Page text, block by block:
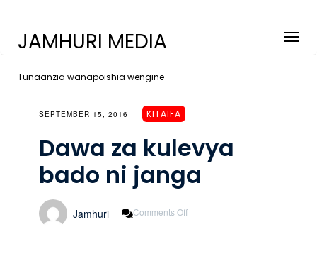
JAMHURI MEDIA
Tunaanzia wanapoishia wengine
SEPTEMBER 15, 2016 KITAIFA
Dawa za kulevya
bado ni janga
Jamhuri Comments Off